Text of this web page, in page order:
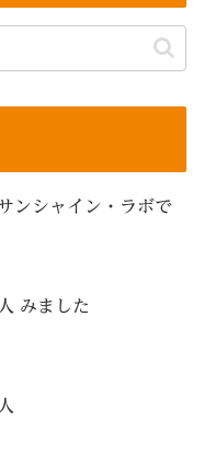
ンシャイン・ラボで
みました